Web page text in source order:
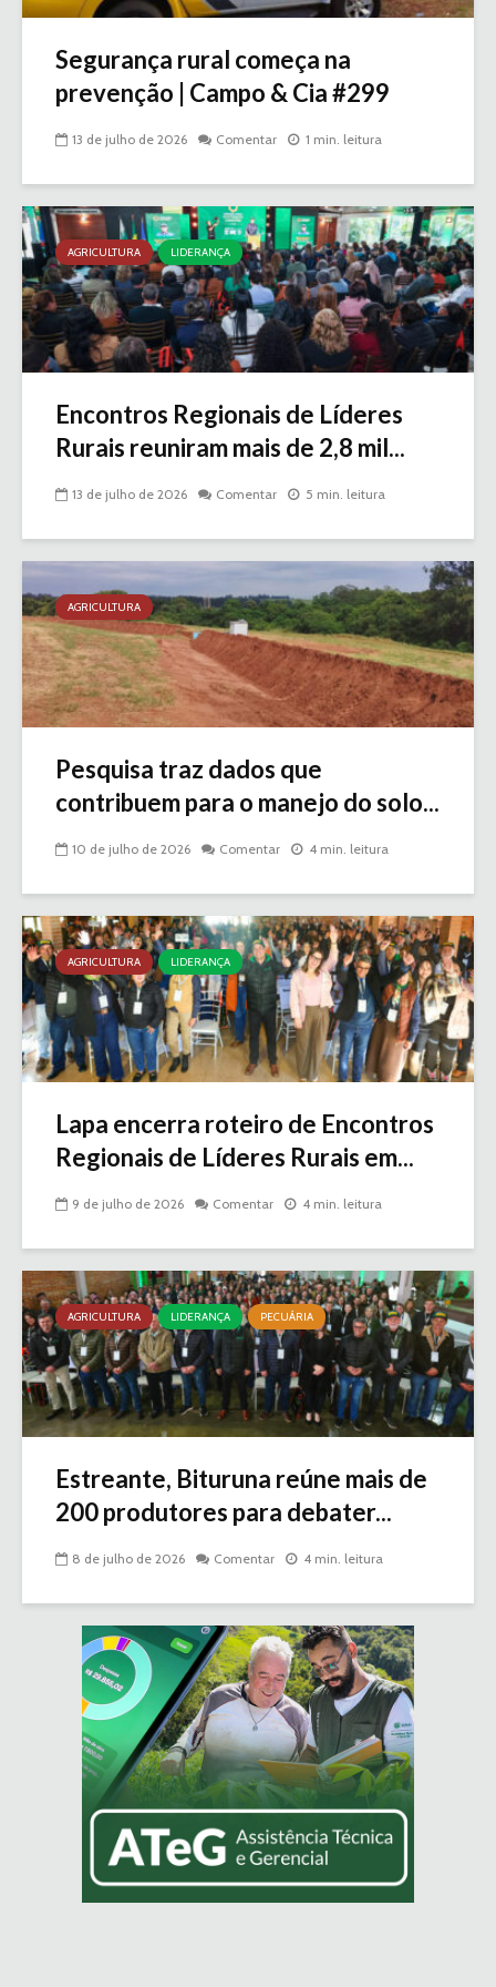
Segurança rural começa na
prevenção | Campo & Cia #299
13 de julho de 2026 Comentar 1 min. leitura
AGRICULTURA LIDERANÇA
Encontros Regionais de Líderes
Rurais reuniram mais de 2,8 mil...
13 de julho de 2026 Comentar 5 min. leitura
AGRICULTURA
Pesquisa traz dados que
contribuem para o manejo do solo...
10 de julho de 2026 Comentar 4 min. leitura
AGRICULTURA LIDERANÇA
Lapa encerra roteiro de Encontros
Regionais de Líderes Rurais em...
9 de julho de 2026 Comentar 4 min. leitura
AGRICULTURA LIDERANÇA PECUÁRIA
Estreante, Bituruna reúne mais de
200 produtores para debater...
8 de julho de 2026 Comentar 4 min. leitura